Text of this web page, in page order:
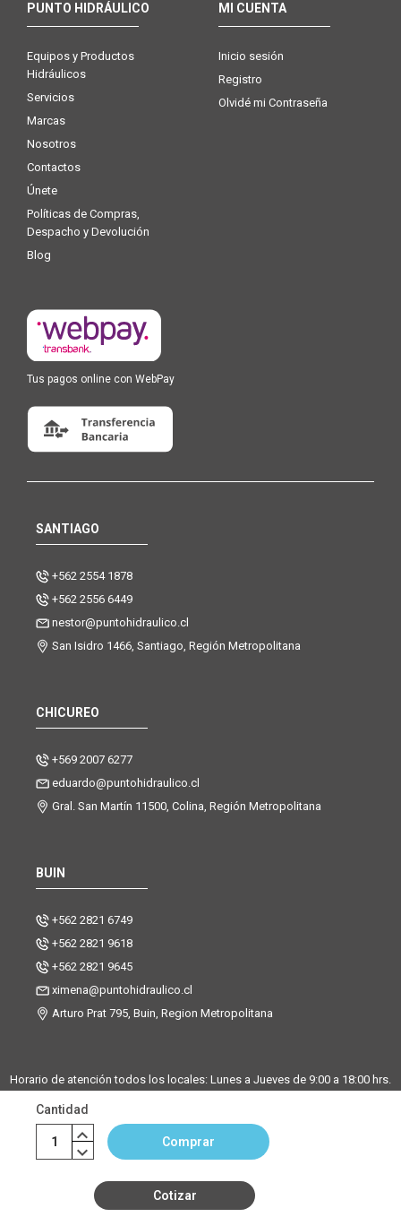
Cantidad
Comprar
Cotizar
PUNTO HIDRÁULICO
Equipos y Productos
Hidráulicos
Servicios
Marcas
Nosotros
Contactos
Únete
Políticas de Compras,
Despacho y Devolución
Blog
MI CUENTA
Inicio sesión
Registro
Olvidé mi Contraseña
Tus pagos online con WebPay
SANTIAGO
+562 2554 1878
+562 2556 6449
nestor@puntohidraulico.cl
San Isidro 1466, Santiago, Región Metropolitana
CHICUREO
+569 2007 6277
eduardo@puntohidraulico.cl
Gral. San Martín 11500, Colina, Región Metropolitana
BUIN
+562 2821 6749
+562 2821 9618
+562 2821 9645
ximena@puntohidraulico.cl
Arturo Prat 795, Buin, Region Metropolitana
Horario de atención todos los locales: Lunes a Jueves de 9:00 a 18:00 hrs.
Desde octubre hasta febrero, trabajamos los sábados de 9:00 a 13:00
horas en la sucursal Buin. La sucursal de Santiago y Chicureo
permanecerá cerrada los sábados.
©Copyright Punto Hidráulico 2026|Mapa del sitio